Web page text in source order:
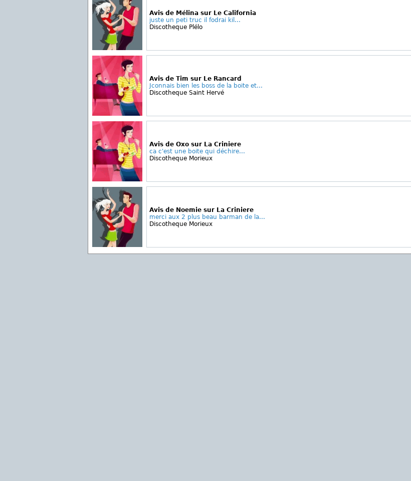
Avis de Mélina sur Le California
juste un peti truc il fodrai kil...
Discotheque Plélo
Avis de Tim sur Le Rancard
Jconnais bien les boss de la boite et...
Discotheque Saint Hervé
Avis de Oxo sur La Criniere
ca c'est une boite qui déchire...
Discotheque Morieux
Avis de Noemie sur La Criniere
merci aux 2 plus beau barman de la...
Discotheque Morieux